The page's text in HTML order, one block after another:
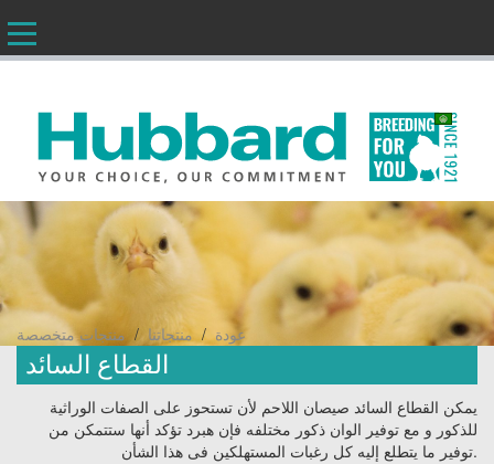
AR
عودة/منتجاتنا / منتجات متخصصة
القطاع السائد
يمكن القطاع السائد صيصان اللاحم لأن تستحوز على الصفات الوراثية
للذكور و مع توفير الوان ذكور مختلفه فإن هبرد تؤكد أنها ستتمكن من
توفير ما يتطلع إليه كل رغبات المستهلكين فى هذا الشأن.